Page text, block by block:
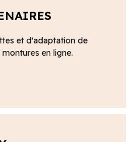
et d'adaptation de
en ligne.